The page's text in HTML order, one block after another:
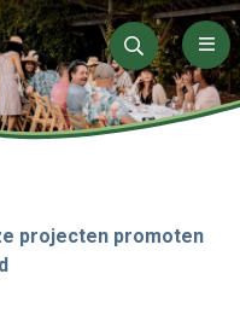
Zoeken
projecten promoten